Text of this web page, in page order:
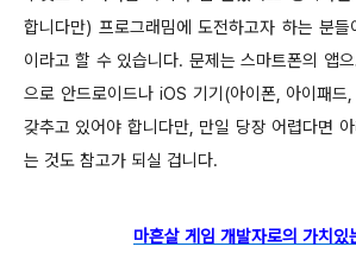
합니다만) 프로그래밈에 도전하고자 하는 분
이라고 할 수 있습니다. 문제는 스마트폰의 앱
으로 안드로이드나 iOS 기기(아이폰, 아이패드
갖추고 있어야 합니다만, 만일 당장 어렵다면
는 것도 참고가 되실 겁니다.
마흔살 게임 개발자로의 가치있